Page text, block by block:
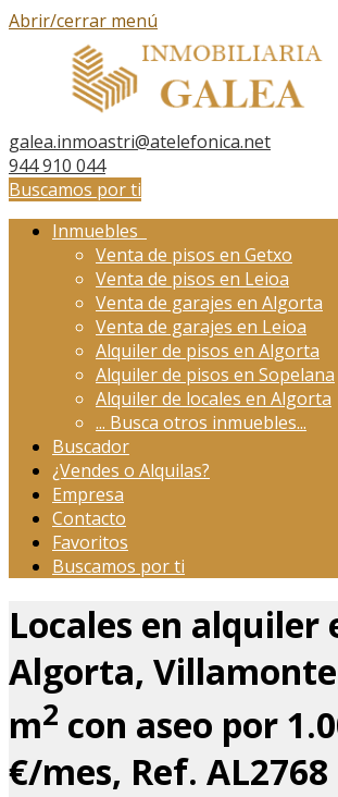
Abrir/cerrar menú
galea.inmoastri@atelefonica.net
944 910 044
Buscamos por ti
Inmuebles
Venta de pisos en Getxo
Venta de pisos en Leioa
Venta de garajes en Algorta
Venta de garajes en Leioa
Alquiler de pisos en Algorta
Alquiler de pisos en Sopelana
Alquiler de locales en Algorta
... Busca otros inmuebles...
Buscador
¿Vendes o Alquilas?
Empresa
Contacto
Favoritos
Buscamos por ti
Locales en alquiler
Algorta,
m2 con aseo por
€/mes, Ref. AL2768